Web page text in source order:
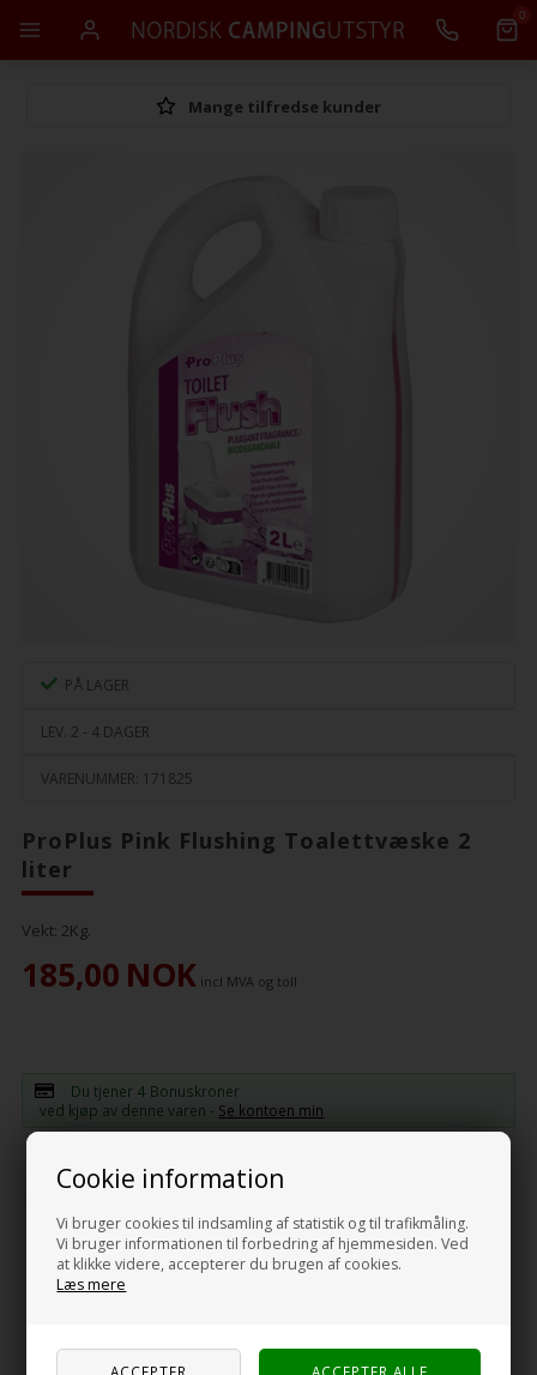
Cookie information
Vi bruger cookies til indsamling af statistik og til trafikmåling.
Vi bruger informationen til forbedring af hjemmesiden. Ved
at klikke videre, accepterer du brugen af cookies.
Læs mere
0
Mange tilfredse kunder
PÅ LAGER
LEV. 2 - 4 DAGER
VARENUMMER: 171825
ProPlus Pink Flushing Toalettvæske 2
liter
Vekt: 2Kg.
185,00 NOK incl MVA og toll
Du tjener 4 Bonuskroner
ved kjøp av denne varen - Se kontoen min
+
ProPlus Pink Flushing Toalettvæske 2 liter